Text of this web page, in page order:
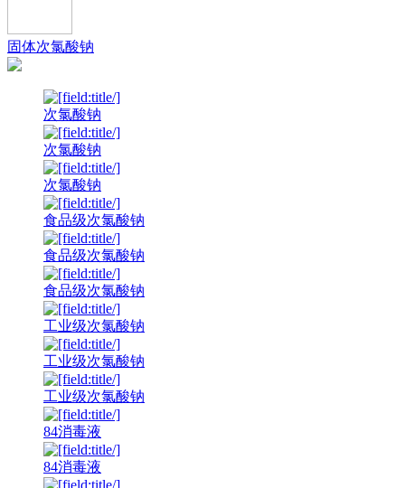
固体次氯酸钠
次氯酸钠
次氯酸钠
次氯酸钠
食品级次氯酸钠
食品级次氯酸钠
食品级次氯酸钠
工业级次氯酸钠
工业级次氯酸钠
工业级次氯酸钠
84消毒液
84消毒液